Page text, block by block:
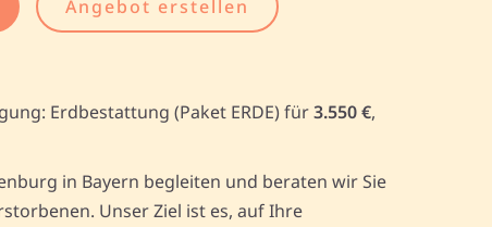
Angebot erstellen
Erdbestattung (Paket ERDE) für3.550 €,
in Bayern begleiten und beraten wir Sie
Unser Ziel ist es, auf Ihre